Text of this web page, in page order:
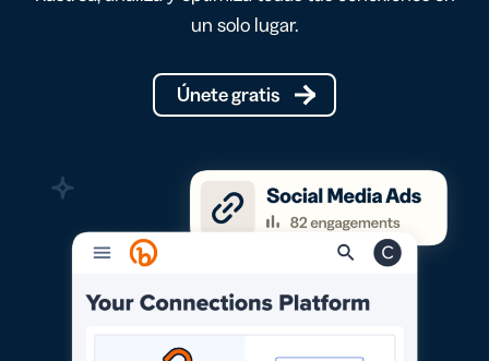
un solo lugar.
Únete gratis